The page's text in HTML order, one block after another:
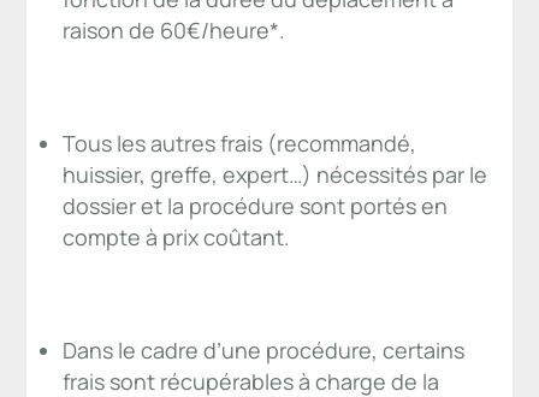
raison de 60€/heure*.
Tous les autres frais (recommandé,
huissier, greffe, expert…) nécessités par le
dossier et la procédure sont portés en
compte à prix coûtant.
Dans le cadre d’une procédure, certains
frais sont récupérables à charge de la